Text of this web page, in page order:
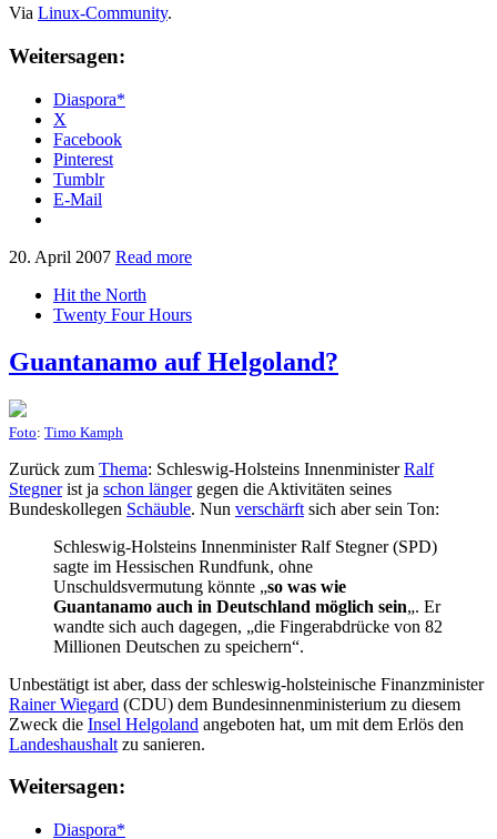
Via Linux-Community.
Weitersagen:
Diaspora*
X
Facebook
Pinterest
Tumblr
E-Mail
20. April 2007 Read more
Hit the North
Twenty Four Hours
Guantanamo auf Helgoland?
Foto: Timo Kamph
Zurück zum Thema: Schleswig-Holsteins InnenministerRalf
Stegnerist ja schon längergegen die Aktivitäten seines
Bundeskollegen Schäuble. Nun verschärft sich aber sein Ton:
Schleswig-Holsteins Innenminister Ralf Stegner (SPD)
sagte im Hessischen Rundfunk, ohne
Unschuldsvermutung könnte „so was wie
Guantanamo auch in Deutschland möglich sein„. Er
wandte sich auch dagegen, „die Fingerabdrücke von 82
Millionen Deutschen zu speichern“.
Unbestätigt ist aber, dass der schleswig-holsteinische Finanzminister
Rainer Wiegard (CDU) dem Bundesinnenministerium zu diesem
Zweck die Insel Helgoland angeboten hat, um mit dem Erlös den
Landeshaushalt zu sanieren.
Weitersagen:
Diaspora*